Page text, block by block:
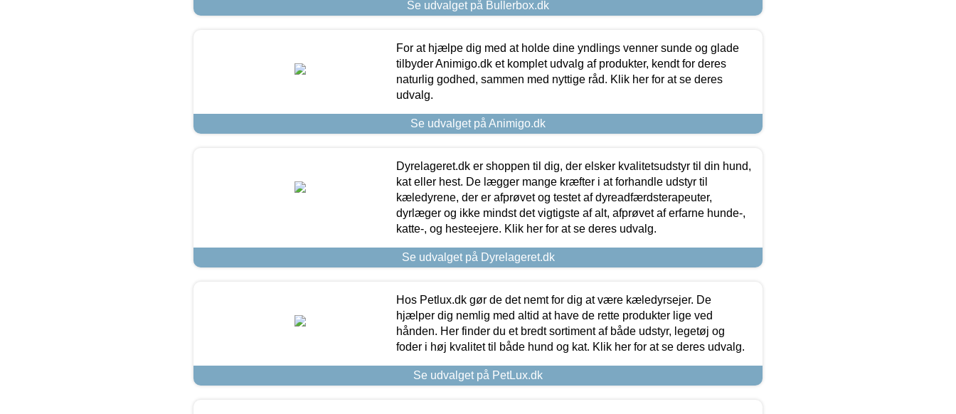
Se udvalget på Bullerbox.dk
For at hjælpe dig med at holde dine yndlings venner sunde og glade
tilbyder Animigo.dk et komplet udvalg af produkter, kendt for deres
naturlig godhed, sammen med nyttige råd. Klik her for at se deres
udvalg.
Se udvalget på Animigo.dk
Dyrelageret.dk er shoppen til dig, der elsker kvalitetsudstyr til din hund,
kat eller hest. De lægger mange kræfter i at forhandle udstyr til
kæledyrene, der er afprøvet og testet af dyreadfærdsterapeuter,
dyrlæger og ikke mindst det vigtigste af alt, afprøvet af erfarne hunde-,
katte-, og hesteejere. Klik her for at se deres udvalg.
Se udvalget på Dyrelageret.dk
Hos Petlux.dk gør de det nemt for dig at være kæledyrsejer. De
hjælper dig nemlig med altid at have de rette produkter lige ved
hånden. Her finder du et bredt sortiment af både udstyr, legetøj og
foder i høj kvalitet til både hund og kat. Klik her for at se deres udvalg.
Se udvalget på PetLux.dk